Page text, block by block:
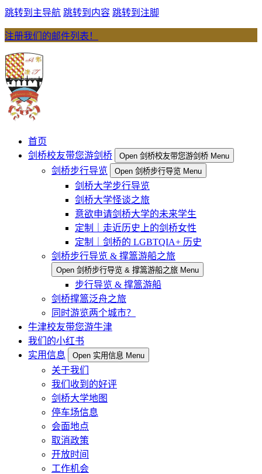
跳转到主导航 跳转到内容 跳转到注脚
注册我们的邮件列表！
首页
剑桥校友带您游剑桥
Open 剑桥校友带您游剑桥 Menu
剑桥步行导览 Open 剑桥步行导览 Menu
剑桥大学步行导览
剑桥大学怪谈之旅
意欲申请剑桥大学的未来学生
定制｜走近历史上的剑桥女性
定制｜剑桥的 LGBTQIA+ 历史
剑桥步行导览 & 撑篙游船之旅
Open 剑桥步行导览 & 撑篙游船之旅 Menu
步行导览 & 撑篙游船
剑桥撑篙泛舟之旅
同时游览两个城市？
牛津校友带您游牛津
我们的小红书
实用信息
Open 实用信息 Menu
关于我们
我们收到的好评
剑桥大学地图
停车场信息
会面地点
取消政策
开放时间
工作机会